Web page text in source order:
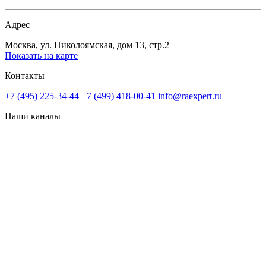
Адрес
Москва, ул. Николоямская, дом 13, стр.2
Показать на карте
Контакты
+7 (495) 225-34-44 +7 (499) 418-00-41 info@raexpert.ru
Наши каналы